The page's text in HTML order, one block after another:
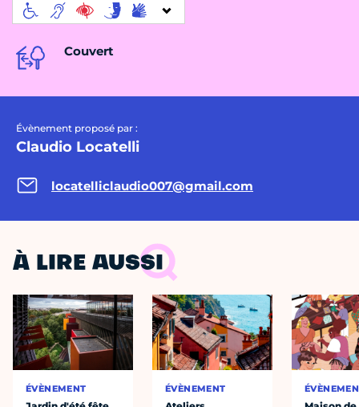
Couvert
Évènement proposé par :
Claudio Locatelli
locatelliclaudio007@gmail.com
À LIRE AUSSI
ÉVÈNEMENT ÉVÈNEMENT